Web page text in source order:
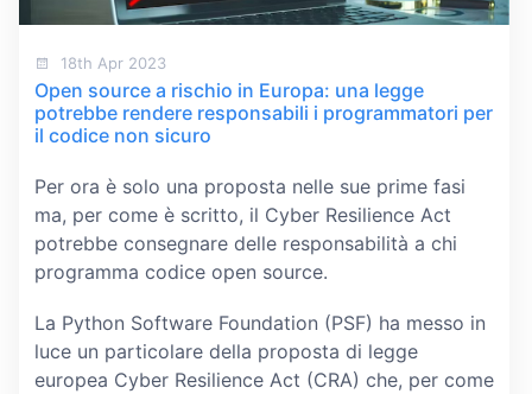
18th Apr 2023
Open source a rischio in Europa: una legge
potrebbe rendere responsabili i programmatori per
il codice non sicuro
Per ora è solo una proposta nelle sue prime fasi
ma, per come è scritto, il Cyber Resilience Act
potrebbe consegnare delle responsabilità a chi
programma codice open source.
La Python Software Foundation (PSF) ha messo in
luce un particolare della proposta di legge
europea Cyber Resilience Act (CRA) che, per come